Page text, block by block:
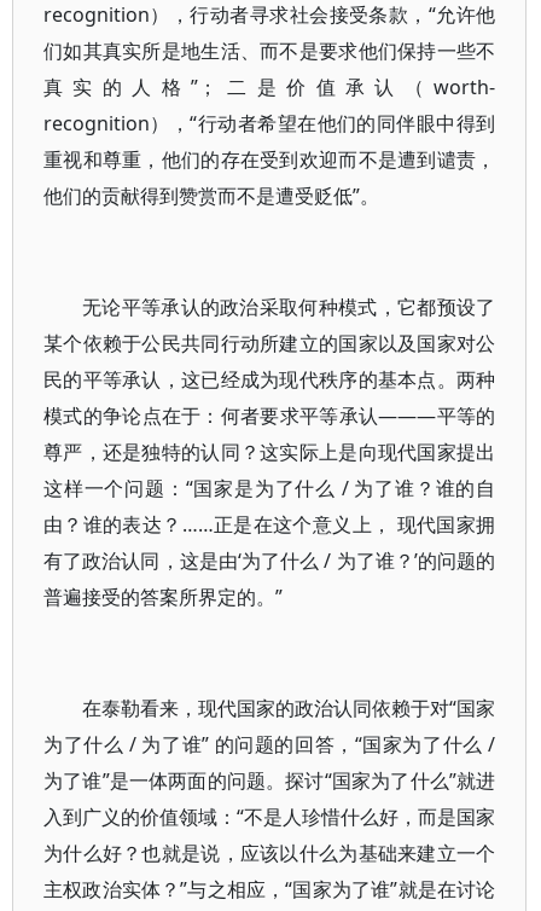
recognition），行动者寻求社会接受条款，“允许他
们如其真实所是地生活、而不是要求他们保持一些不
真实的人格”；二是价值承认（worth-
recognition），“行动者希望在他们的同伴眼中得到
重视和尊重，他们的存在受到欢迎而不是遭到谴责，
他们的贡献得到赞赏而不是遭受贬低”。
无论平等承认的政治采取何种模式，它都预设了
某个依赖于公民共同行动所建立的国家以及国家对公
民的平等承认，这已经成为现代秩序的基本点。两种
模式的争论点在于：何者要求平等承认———平等的
尊严，还是独特的认同？这实际上是向现代国家提出
这样一个问题：“国家是为了什么 / 为了谁？谁的自
由？谁的表达？……正是在这个意义上， 现代国家拥
有了政治认同，这是由‘为了什么 / 为了谁？’的问题的
普遍接受的答案所界定的。”
在泰勒看来，现代国家的政治认同依赖于对“国家
为了什么 / 为了谁” 的问题的回答，“国家为了什么 /
为了谁”是一体两面的问题。探讨“国家为了什么”就进
入到广义的价值领域：“不是人珍惜什么好，而是国家
为什么好？也就是说，应该以什么为基础来建立一个
主权政治实体？”与之相应，“国家为了谁”就是在讨论